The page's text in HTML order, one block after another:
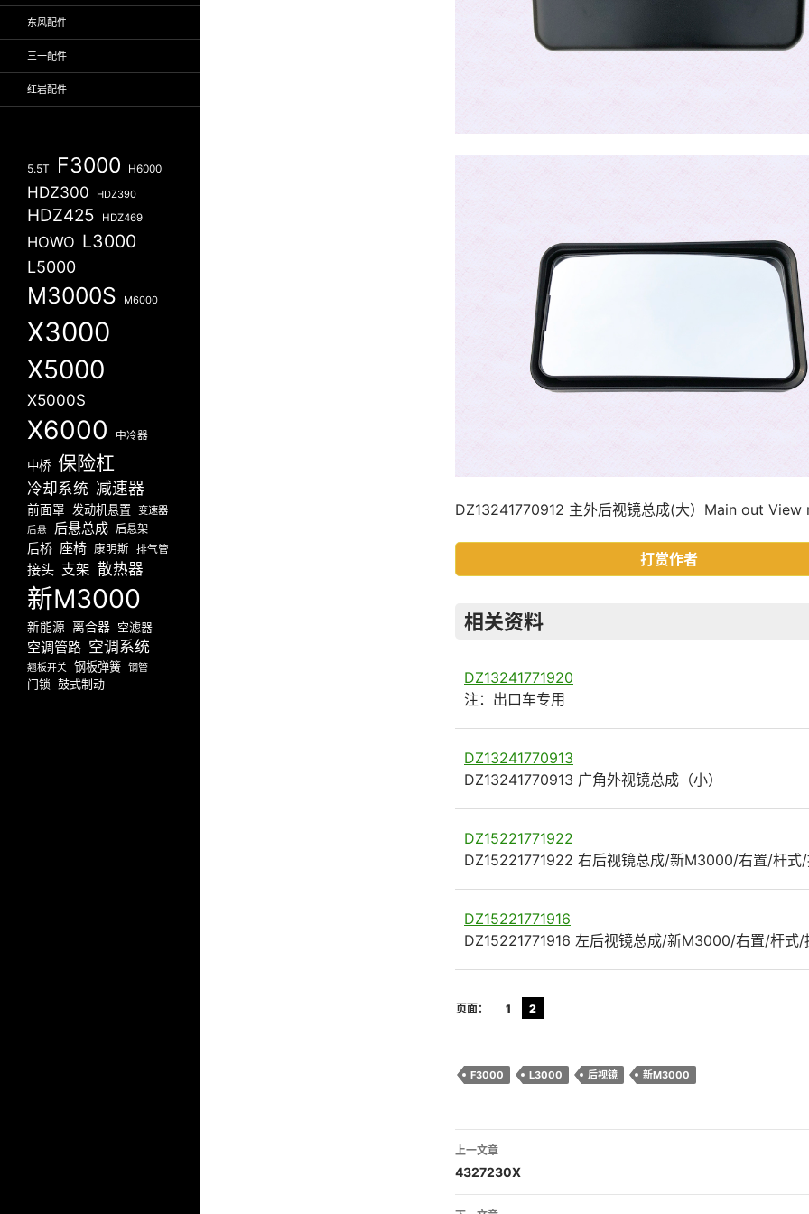
DZ13241770912 主外后视镜总成(大）Main out
打赏作者
相关资料
DZ13241771920
注：出口车专用
DZ13241770913
DZ13241770913 广角外视镜总成（小）
DZ15221771922
DZ15221771922 右后视镜总成/新M3000/右置/杆式
DZ15221771916
DZ15221771916 左后视镜总成/新M3000/右置/杆式
页面： 1 2
F3000 L3000 后视镜 新M3000
文
章
导
上一文章
4327230X
东风配件
三一配件
红岩配件
5.5T F3000 H6000
HDZ300 HDZ390
HDZ425 HDZ469
HOWO L3000
L5000
M3000S M6000
X3000
X5000
X5000S
X6000 中冷器
中桥 保险杠
冷却系统 减速器
前面罩 发动机悬置 变速器
后悬 后悬总成 后悬架
后桥 座椅 康明斯 排气管
接头 支架 散热器
新M3000
新能源 离合器 空滤器
空调管路 空调系统
翘板开关 钢板弹簧 钢管
门锁 鼓式制动